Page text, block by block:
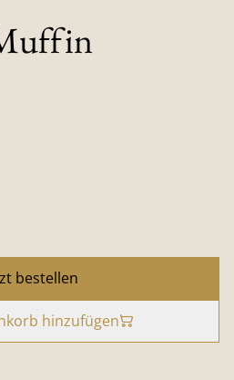
bestellen
hinzufügen